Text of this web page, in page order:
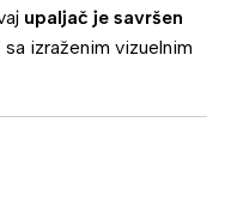
upaljač je savršen
sa izraženim vizuelnim